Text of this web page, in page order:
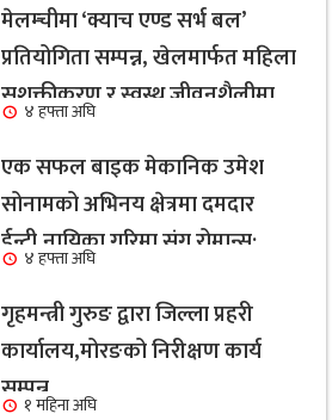
मेलम्चीमा ‘क्याच एण्ड सर्भ बल’
प्रतियोगिता सम्पन्न, खेलमार्फत महिला
सशक्तीकरण र स्वस्थ जीवनशैलीमा
जोड
४ हफ्ता अघि
एक सफल बाइक मेकानिक उमेश
सोनामको अभिनय क्षेत्रमा दमदार
ईन्ट्री,नायिका गरिमा संग रोमान्स:
हेर्नुहोस भिडियो ।
४ हफ्ता अघि
गृहमन्त्री गुरुङ द्वारा जिल्ला प्रहरी
कार्यालय,मोरङको निरीक्षण कार्य
सम्पन्न१ महिना अघि